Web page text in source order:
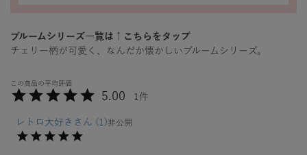
ブルームシリーズ一覧は↑こちらをタップ
チェリー柄が可愛く、なんだか懐かしいブルームシリーズ。
5.00 1
レトロ大好き 1 非公開